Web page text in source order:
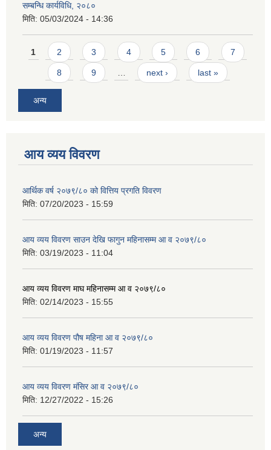
सम्बन्धि कार्यविधि, २०८०
मिति: 05/03/2024 - 14:36
Pages
1 2 3 4 5 6 7
8 9 next › last »
अन्य
आय व्यय विवरण
आर्थिक वर्ष २०७९/८० को वित्तिय प्रगति विवरण
मिति: 07/20/2023 - 15:59
आय व्यय विवरण साउन देखि फागुन महिनासम्म आ व २०७९/८०
मिति: 03/19/2023 - 11:04
आय व्यय विवरण माघ महिनासम्म आ व २०७९/८०
मिति: 02/14/2023 - 15:55
आय व्यय विवरण पौष महिना आ व २०७९/८०
मिति: 01/19/2023 - 11:57
आय व्यय विवरण मंसिर आ व २०७९/८०
मिति: 12/27/2022 - 15:26
अन्य